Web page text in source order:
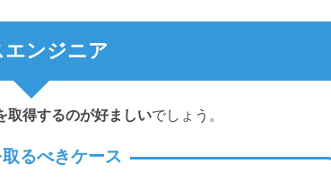
ンジニア
取得するのが好ましいでしょう。
るべきケース